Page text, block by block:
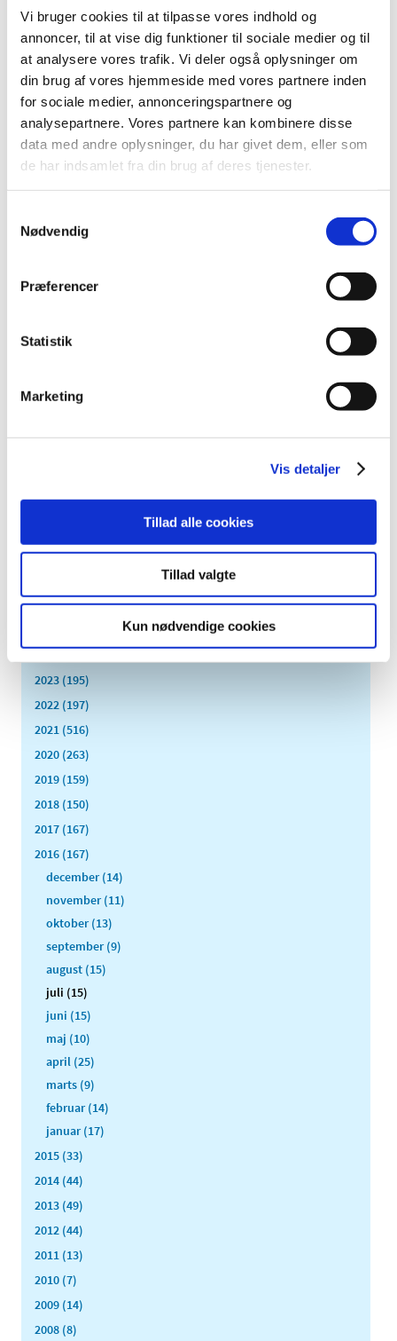
Vi bruger cookies til at tilpasse vores indhold og
annoncer, til at vise dig funktioner til sociale medier og til
at analysere vores trafik. Vi deler også oplysninger om
din brug af vores hjemmeside med vores partnere inden
for sociale medier, annonceringspartnere og
analysepartnere. Vores partnere kan kombinere disse
data med andre oplysninger, du har givet dem, eller som
de har indsamlet fra din brug af deres tjenester.
Nødvendig
Præferencer
Statistik
Marketing
Vis detaljer
Tillad alle cookies
Tillad valgte
Kun nødvendige cookies
tilskudsstatus for medicin mod neuropatiske smerter
Braltus® får generelt tilskud
|4. juli 2016|
Lægemiddelstyrelsen har besluttet, at Braltus® skal have
generelt tilskud. Braltus® indeholder tiotropium og…
Bedre adgang til patientdata i kliniske forsøg
for monitorer og GCP-inspektører
Lægemiddelstyrelsens inspektører får nu direkte adgang
|1. juli 2016
Lægemiddelsstyrelsen forventer, at der frem til midt i juli
Lægemiddelstyrelsens årsrapport for medicinsk udstyr
Alle (2506)
2026 (84)
2023 (195)
2022 (197)
2021 (516)
2020 (263)
2019 (159)
2018 (150)
2017 (167)
2016 (167)
december (14)
november (11)
oktober (13)
september (9)
august (15)
juli (15)
juni (15)
maj (10)
april (25)
marts (9)
februar (14)
januar (17)
2015 (33)
2014 (44)
2013 (49)
2012 (44)
2011 (13)
2010 (7)
2009 (14)
2008 (8)